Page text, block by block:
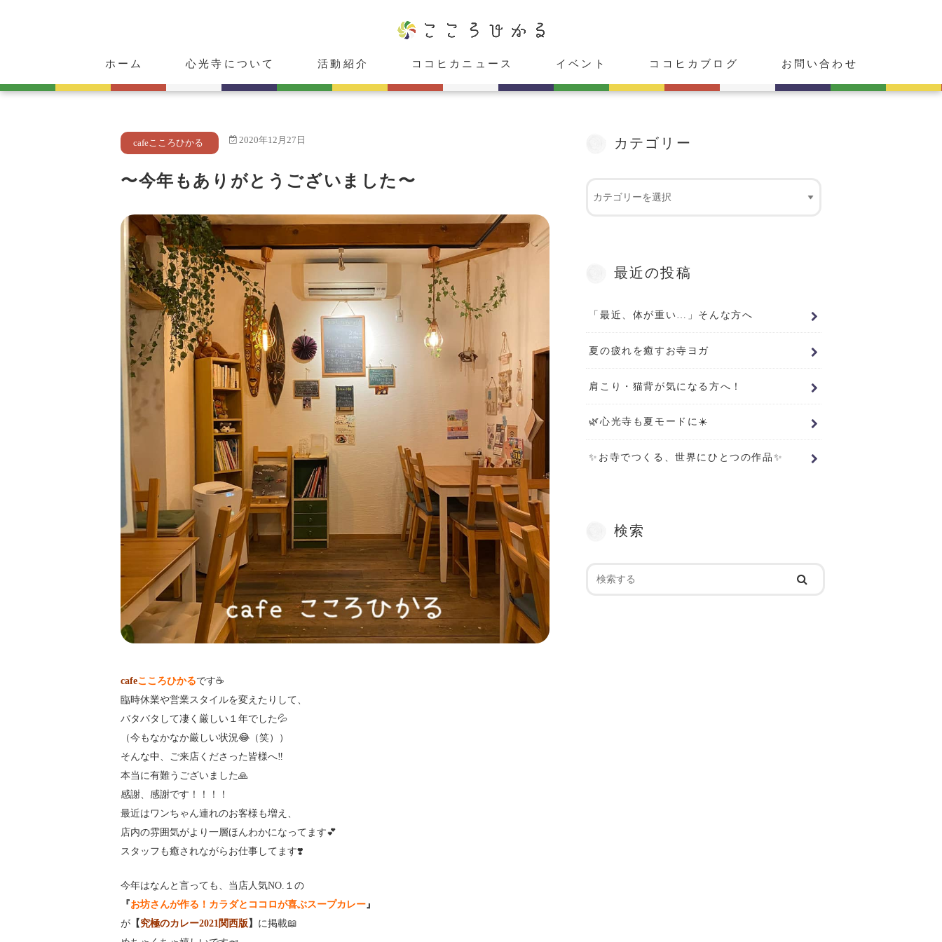
ホーム 心光寺について
ご挨拶
心光寺の歴史
ご朱印・お守り
動物供養のご案内
活動紹介
ココヒカスタジオ
cafeこころひかる
癒し庵「HIKARU」
レンタルスペース「心」
ココヒカメンバー紹介
ココヒカニュース
お知らせ
メディア出演情報
イベント
受付中
受付終了
ココヒカブログ お問い合わせ
cafeこころひかる 2020年12月27日
〜今年もありがとうございました〜
cafeこころひかるです☕️
臨時休業や営業スタイルを変えたりして、
バタバタして凄く厳しい１年でした💦
（今もなかなか厳しい状況😂（笑））
そんな中、ご来店くださった皆様へ‼️
本当に有難うございました🙏
感謝、感謝です！！！！
最近はワンちゃん連れのお客様も増え、
店内の雰囲気がより一層ほんわかになってます💕
スタッフも癒されながらお仕事してます❣️
今年はなんと言っても、当店人気NO.１の
『お坊さんが作る！カラダとココロが喜ぶスープカレー』
が 【 究極のカレー2021関西版】 に掲載📖
カテゴリー
最近の投稿
「最近、体が重い…」そんな方へ
夏の疲れを癒すお寺ヨガ
肩こり・猫背が気になる方へ！
🌿心光寺も夏モードに☀️
✨お寺でつくる、世界にひとつの作品✨
検索